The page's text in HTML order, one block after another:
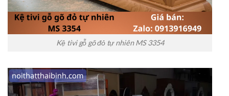
Kệ tivi gỗ gõ đỏ tự nhiên MS 3354